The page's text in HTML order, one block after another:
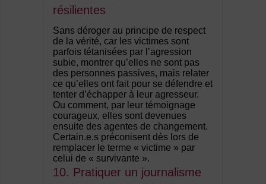
résilientes
Sans déroger au principe de respect
de la vérité, car les victimes sont
parfois tétanisées par l’agression
subie, montrer qu’elles ne sont pas
des personnes passives, mais relater
ce qu’elles ont fait pour se défendre et
tenter d’échapper à leur agresseur.
Ou comment, par leur témoignage
courageux, elles sont devenues
ensuite des agentes de changement.
Certain.e.s préconisent dès lors de
remplacer le terme « victime » par
celui de « survivante ».
10. Pratiquer un journalisme